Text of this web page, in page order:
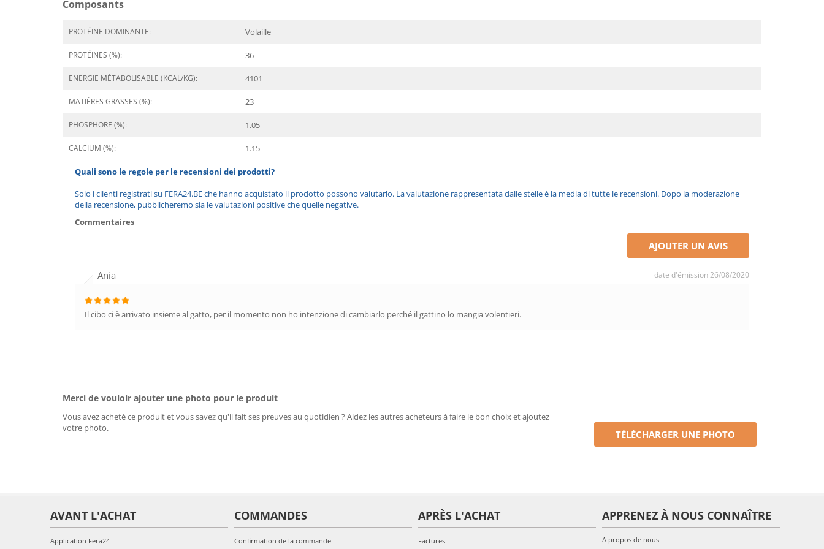
Composants
PROTÉINE DOMINANTE: Volaille
PROTÉINES (%): 36
ENERGIE MÉTABOLISABLE (KCAL/KG): 4101
MATIÈRES GRASSES (%): 23
PHOSPHORE (%): 1.05
CALCIUM (%): 1.15
Quali sono le regole per le recensioni dei prodotti?
Solo i clienti registrati su FERA24.BE che hanno acquistato il prodotto possono valutarlo. La valutazione rappresentata dalle stelle è la media di tutte le recensioni. Dopo la moderazione
della recensione, pubblicheremo sia le valutazioni positive che quelle negative.
Commentaires
AJOUTER UN AVIS
Ania date d'émission 26/08/2020
Il cibo ci è arrivato insieme al gatto, per il momento non ho intenzione di cambiarlo perché il gattino lo mangia volentieri.
Merci de vouloir ajouter une photo pour le produit
Vous avez acheté ce produit et vous savez qu'il fait ses preuves au quotidien ? Aidez les autres acheteurs à faire le bon choix et ajoutez
votre photo.
TÉLÉCHARGER UNE PHOTO
AVANT L'ACHAT
Application Fera24
COMMANDES
Confirmation de la commande
APRÈS L'ACHAT
Factures
APPRENEZ À NOUS CONNAÎTRE
A propos de nous